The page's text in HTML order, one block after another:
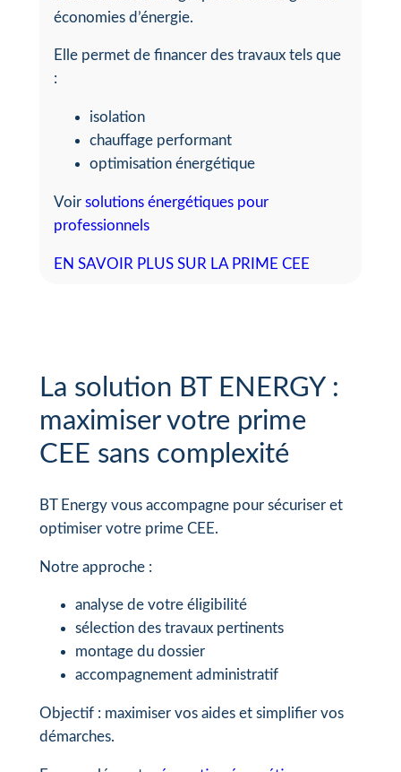
économies d’énergie.
Elle permet de financer des travaux tels que
:
isolation
chauffage performant
optimisation énergétique
Voir solutions énergétiques pour
professionnels
EN SAVOIR PLUS SUR LA PRIME CEE
La solution BT ENERGY :
maximiser votre prime
CEE sans complexité
BT Energy vous accompagne pour sécuriser et
optimiser votre prime CEE.
Notre approche :
analyse de votre éligibilité
sélection des travaux pertinents
montage du dossier
accompagnement administratif
Objectif : maximiser vos aides et simplifier vos
démarches.